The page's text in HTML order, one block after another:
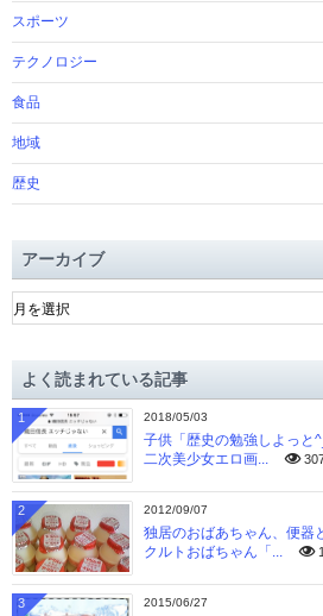
スポーツ
テクノロジー
食品
地域
歴史
アーカイブ
ア
ー
ブよく読まれている記事
2018/05/03
子供「歴史の勉強しよっ
二次美少女エロ画...
1
2012/09/07
独居のおばあちゃん、便
クルトおばちゃん「...
2
2015/06/27
3